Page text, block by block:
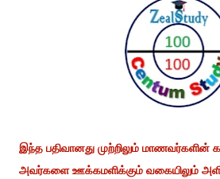
இந்த பதிவானது முற்றிலும் மாணவர்களின்
அவர்களை ஊக்கமளிக்கும் வகையிலும்